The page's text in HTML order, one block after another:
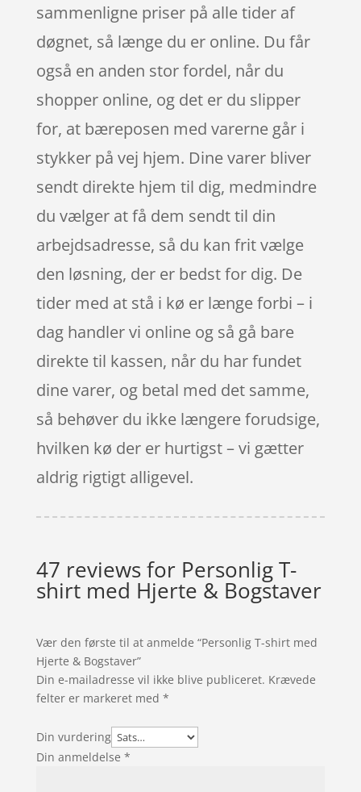
sammenligne priser på alle tider af
døgnet, så længe du er online. Du får
også en anden stor fordel, når du
shopper online, og det er du slipper
for, at bæreposen med varerne går i
stykker på vej hjem. Dine varer bliver
sendt direkte hjem til dig, medmindre
du vælger at få dem sendt til din
arbejdsadresse, så du kan frit vælge
den løsning, der er bedst for dig. De
tider med at stå i kø er længe forbi – i
dag handler vi online og så gå bare
direkte til kassen, når du har fundet
dine varer, og betal med det samme,
så behøver du ikke længere forudsige,
hvilken kø der er hurtigst – vi gætter
aldrig rigtigt alligevel.
47 reviews for Personlig T-
shirt med Hjerte & Bogstaver
Vær den første til at anmelde “Personlig T-shirt med
Hjerte & Bogstaver”
Din e-mailadresse vil ikke blive publiceret. Krævede
felter er markeret med *
Din vurdering
Din anmeldelse *